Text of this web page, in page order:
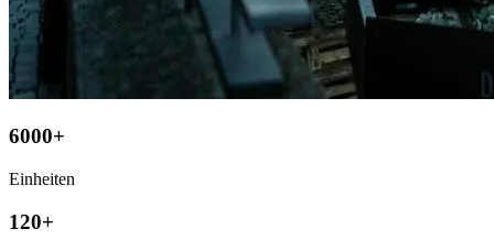
6000+
Einheiten
120+